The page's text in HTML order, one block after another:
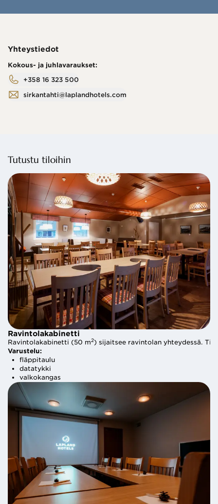
Yhteystiedot
Kokous- ja juhlavaraukset:
+358 16 323 500
sirkantahti@laplandhotels.com
Tutustu tiloihin
Ravintolakabinetti
Ravintolakabinetti (50 m2) sijaitsee ravintolan yhteydessä.
Varustelu:
fläppitaulu
datatykki
valkokangas
Ravintolakabinetti
Ravintolakabinetti (50 m2) sijaitsee ravintolan yhteydessä.
Varustelu:
fläppitaulu
datatykki
valkokangas